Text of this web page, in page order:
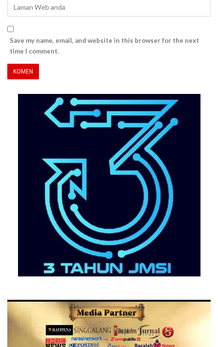
Save my name, email, and website in this browser for the next
time I comment.